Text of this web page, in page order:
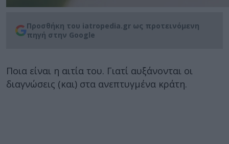
Προσθήκη του iatropedia.gr ως προτεινόμενη
πηγή στην Google
Ποια είναι η αιτία του. Γιατί αυξάνονται οι
διαγνώσεις (και) στα ανεπτυγμένα κράτη.